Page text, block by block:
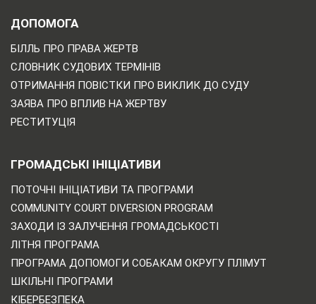
ДОПОМОГА
БІЛЛЬ ПРО ПРАВА ЖЕРТВ
СЛОВНИК СУДОВИХ ТЕРМІНІВ
ОТРИМАННЯ ПОВІСТКИ ПРО ВИКЛИК ДО СУДУ
ЗАЯВА ПРО ВПЛИВ НА ЖЕРТВУ
РЕСТИТУЦІЯ
ГРОМАДСЬКІ ІНІЦІАТИВИ
ПОТОЧНІ ІНІЦІАТИВИ ТА ПРОГРАМИ
COMMUNITY COURT DIVERSION PROGRAM
ЗАХОДИ ІЗ ЗАЛУЧЕННЯ ГРОМАДСЬКОСТІ
ЛІТНЯ ПРОГРАМА
ПРОГРАМА ДОПОМОГИ СОБАКАМ ОКРУГУ ПЛІМУТ
ШКІЛЬНІ ПРОГРАМИ
КІБЕРБЕЗПЕКА